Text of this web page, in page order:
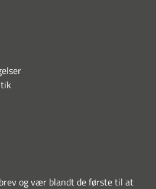
og vær blandt de første til at